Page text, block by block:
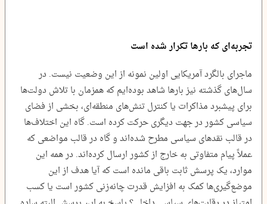
تجربه‌ای که بارها تکرار شده است
ماجرای بالگرد آمریکایی اولین نمونه از این وضعیت نیست. در
سال‌های گذشته نیز بارها شاهد بوده‌ایم که همزمان با تلاش دولت‌ها
برای پیشبرد مذاکرات یا کنترل تنش‌های منطقه‌ای، بخشی از فضای
سیاسی کشور در جهت دیگری حرکت کرده است. گاه این اختلاف‌ها
در قالب نقدهای سیاسی مطرح شده‌اند و گاه در قالب مواضعی که
عملاً پیام متفاوتی به خارج از کشور ارسال کرده‌اند. در همه این
موارد، یک پرسش ثابت باقی مانده است که آیا هدف از این
موضع‌گیری‌ها کمک به افزایش قدرت چانه‌زنی کشور است یا کسب